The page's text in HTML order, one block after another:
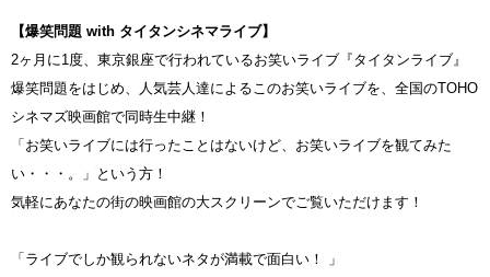
【爆笑問題 with タイタンシネマライブ】
2ヶ月に1度、東京銀座で行われているお笑いライブ『タイタンライブ』
爆笑問題をはじめ、人気芸人達によるこのお笑いライブを、全国のTOHO
シネマズ映画館で同時生中継！
「お笑いライブには行ったことはないけど、お笑いライブを観てみた
い・・・。」という方！
気軽にあなたの街の映画館の大スクリーンでご覧いただけます！
「ライブでしか観られないネタが満載で面白い！ 」